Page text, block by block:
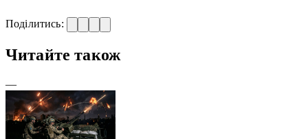
Поділитись:
Читайте також
—